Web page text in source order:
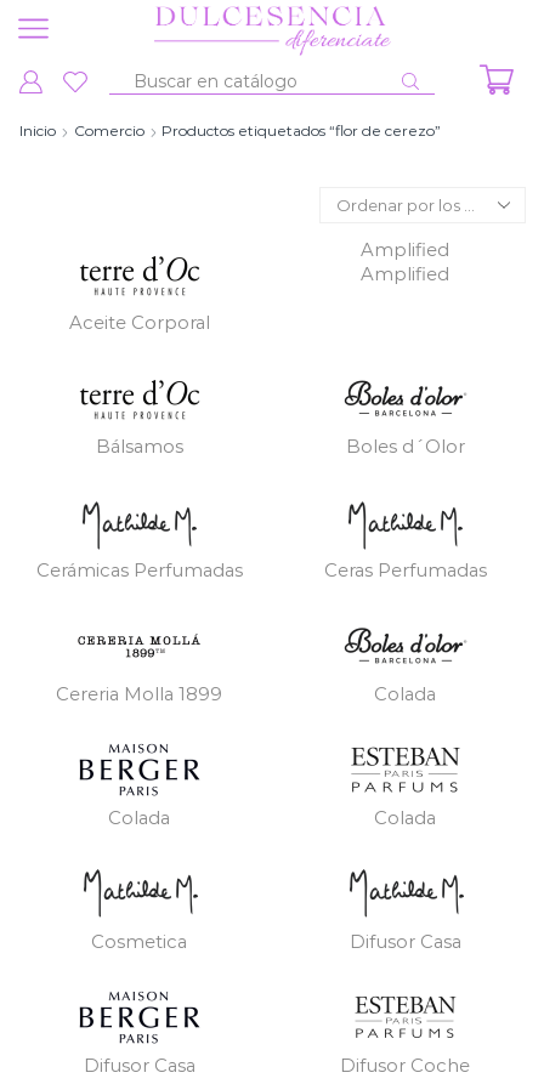
Entrada
búsqueda
Inicio Comercio Productos etiquetados “flor de cerezo”
Aceite Corporal
Amplified
Amplified
Bálsamos Boles d´Olor
Cerámicas Perfumadas Ceras Perfumadas
Cereria Molla 1899 Colada
Colada Colada
Cosmetica Difusor Casa
Difusor Casa Difusor Coche